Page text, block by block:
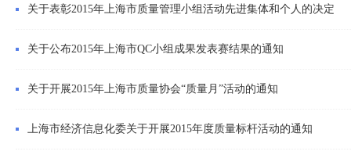
关于表彰2015年上海市质量管理小组活动先进集体和个人的决定
关于公布2015年上海市QC小组成果发表赛结果的通知
关于开展2015年上海市质量协会“质量月”活动的通知
上海市经济信息化委关于开展2015年度质量标杆活动的通知